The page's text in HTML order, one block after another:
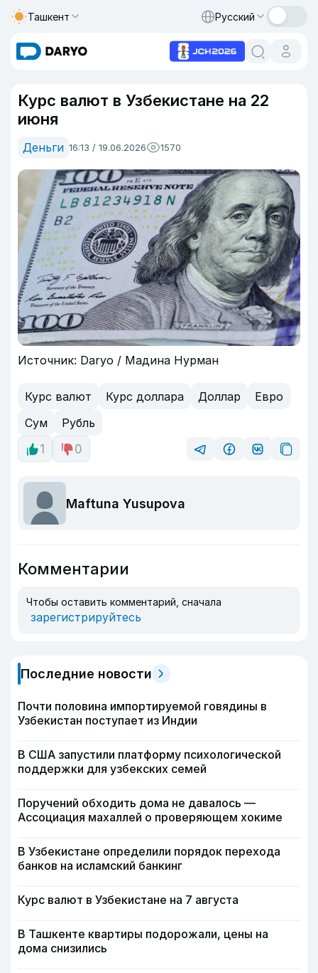
Ташкент Русский
Курс валют в Узбекистане на 22
июня
Деньги 16:13 / 19.06.2026 1570
Источник: Daryo / Мадина Нурман
Курс валют Курс доллара Доллар
Евро
Сум
Рубль
1
0
Maftuna Yusupova
Комментарии
Чтобы оставить комментарий, сначала
зарегистрируйтесь
Последние новости
Почти половина импортируемой говядины в
Узбекистан поступает из Индии
В США запустили платформу психологической
поддержки для узбекских семей
Поручений обходить дома не давалось —
Ассоциация махаллей о проверяющем хокиме
В Узбекистане определили порядок перехода
банков на исламский банкинг
Курс валют в Узбекистане на 7 августа
В Ташкенте квартиры подорожали, цены на
дома снизились